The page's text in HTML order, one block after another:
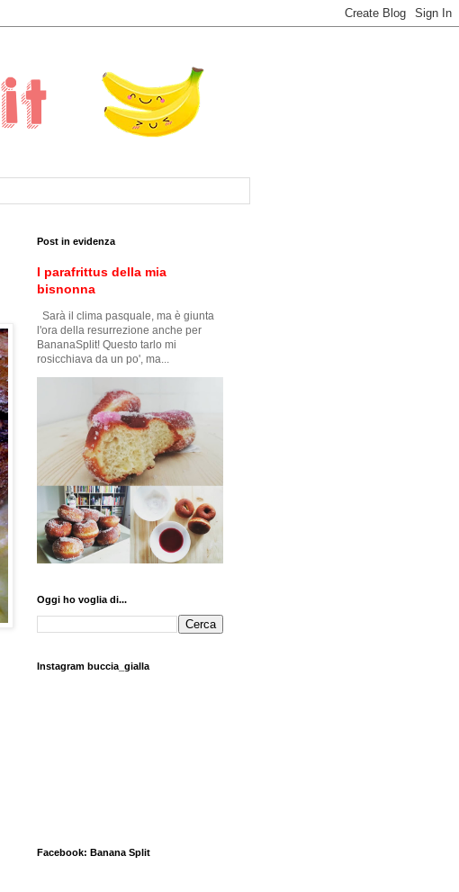
Post in evidenza
I parafrittus della mia
bisnonna
Sarà il clima pasquale, ma è giunta
l'ora della resurrezione anche per
BananaSplit! Questo tarlo mi
rosicchiava da un po', ma...
Oggi ho voglia di...
Instagram buccia_gialla
Facebook: Banana Split